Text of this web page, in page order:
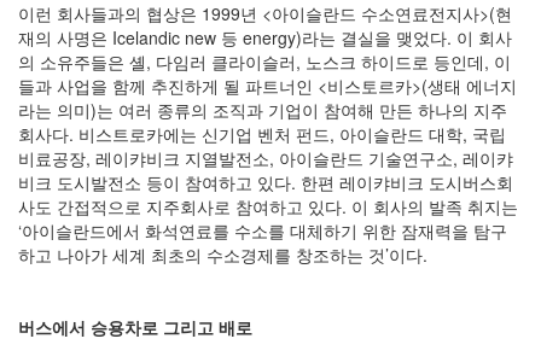
이런 회사들과의 협상은 1999년 <아이슬란드 수소연료전지사>(현
재의 사명은 Icelandic new 등 energy)라는 결실을 맺었다. 이 회사
의 소유주들은 셸, 다임러 클라이슬러, 노스크 하이드로 등인데, 이
들과 사업을 함께 추진하게 될 파트너인 <비스토르카>(생태 에너지
라는 의미)는 여러 종류의 조직과 기업이 참여해 만든 하나의 지주
회사다. 비스트로카에는 신기업 벤처 펀드, 아이슬란드 대학, 국립
비료공장, 레이캬비크 지열발전소, 아이슬란드 기술연구소, 레이캬
비크 도시발전소 등이 참여하고 있다. 한편 레이캬비크 도시버스회
사도 간접적으로 지주회사로 참여하고 있다. 이 회사의 발족 취지는
‘아이슬란드에서 화석연료를 수소를 대체하기 위한 잠재력을 탐구
하고 나아가 세계 최초의 수소경제를 창조하는 것’이다.
버스에서 승용차로 그리고 배로